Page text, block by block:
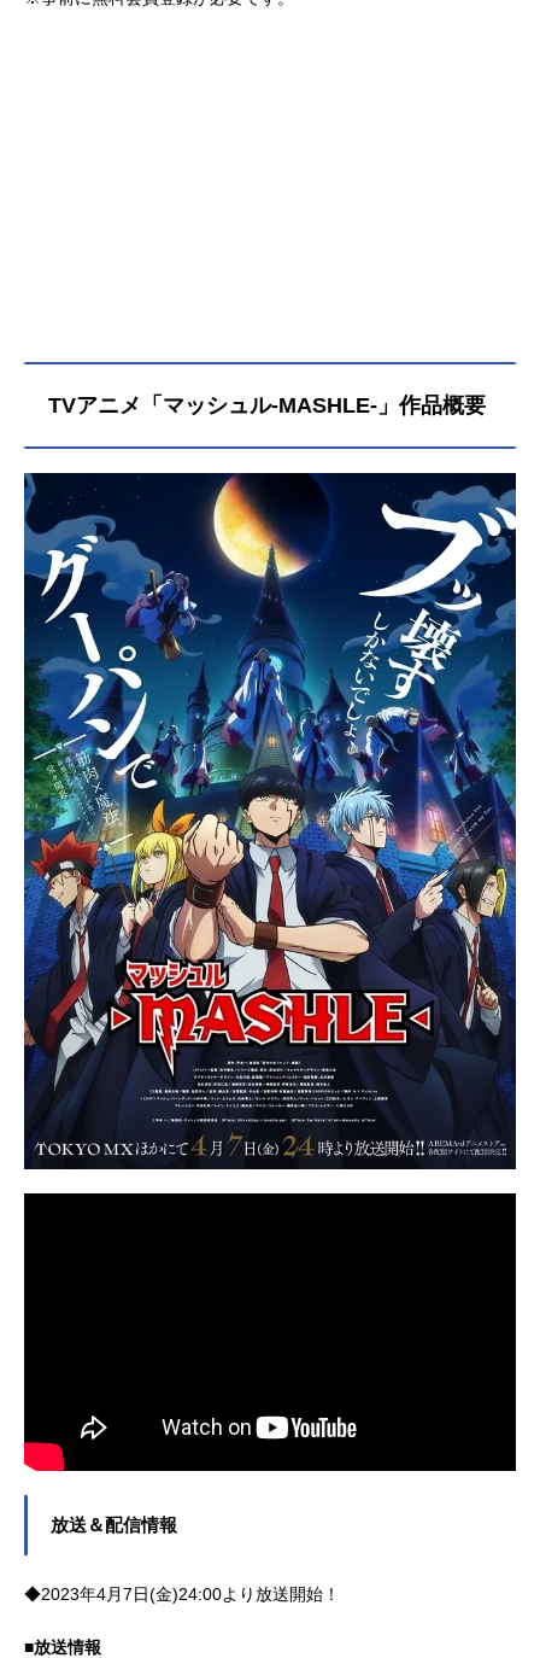
TVアニメ「マッシュル-MASHLE-」作品概要
放送＆配信情報
◆2023年4月7日(金)24:00より放送開始！
■放送情報